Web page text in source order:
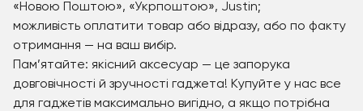
«Новою Поштою», «Укрпоштою», Justin;
можливість оплатити товар або відразу, або по факту
отримання — на ваш вибір.
Пам’ятайте: якісний аксесуар — це запорука
довговічності й зручності гаджета! Купуйте у нас все
для гаджетів максимально вигідно, а якщо потрібна